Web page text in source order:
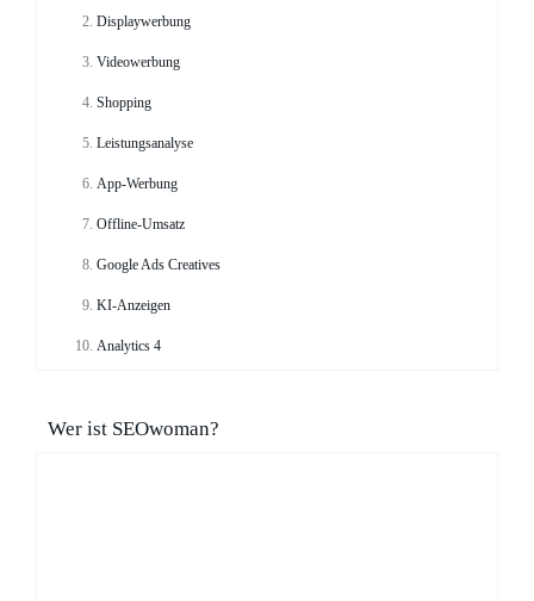
Displaywerbung
Videowerbung
Shopping
Leistungsanalyse
App-Werbung
Offline-Umsatz
Google Ads Creatives
KI-Anzeigen
Analytics 4
Wer ist SEOwoman?